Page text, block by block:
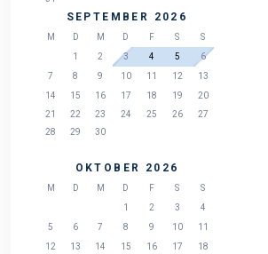
SEPTEMBER 2026
M D M D F S
S
1
2 3 4 5
6
7
8 9 10 11 12
13
14
15 16 17 18 19
20
21
22 23 24 25 26
27
28
29 30
OKTOBER 2026
M D M D F S
S
1
2 3
4
5
6 7 8 9 10
11
12
13 14 15 16 17
18